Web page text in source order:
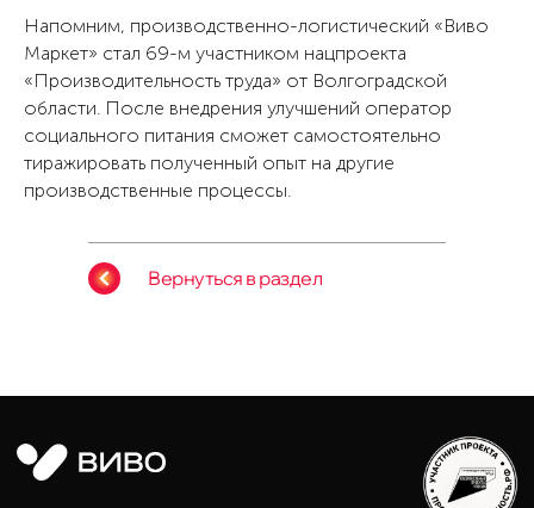
Напомним, производственно-логистический «Виво
Маркет» стал 69-м участником нацпроекта
«Производительность труда» от Волгоградской
области. После внедрения улучшений оператор
социального питания сможет самостоятельно
тиражировать полученный опыт на другие
производственные процессы.
Вернуться в раздел
Политика конфиденциальности
Политика обработки персональных даных
© 2016-2026 ВИВО
8 (800) 550-64-11
hr@vivomarket.ru